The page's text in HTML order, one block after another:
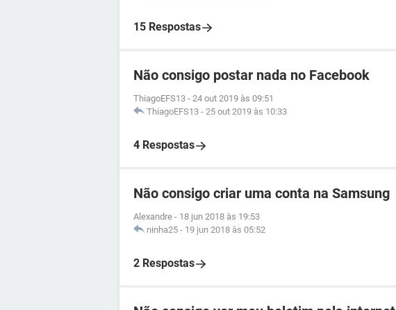
15 Respostas
Não consigo postar nada no Facebook
ThiagoEFS13 - 24 out 2019 às 09:51
ThiagoEFS13 - 25 out 2019 às 10:33
4 Respostas
Não consigo criar uma conta na Samsung
Alexandre - 18 jun 2018 às 19:53
ninha25 - 19 jun 2018 às 05:52
2 Respostas